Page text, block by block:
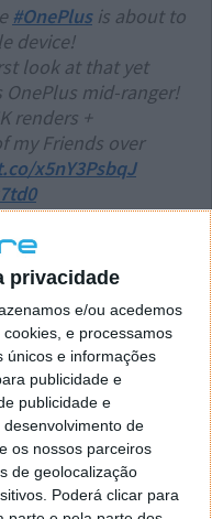
privacidade
e/ou acedemos
e processamos
únicos e informações
publicidade e
publicidade e
de
os nossos parceiros
de geolocalização
Poderá clicar para
#OnePlusis about to
device!
look at that yet
mid-ranger!
renders +
my Friends over
x5nY3PsbqJ
resultou na
o OnePlus 8 Lite
é possível conferir a
6,5" com uma
Note10.
se num
por diversas
Google têm já